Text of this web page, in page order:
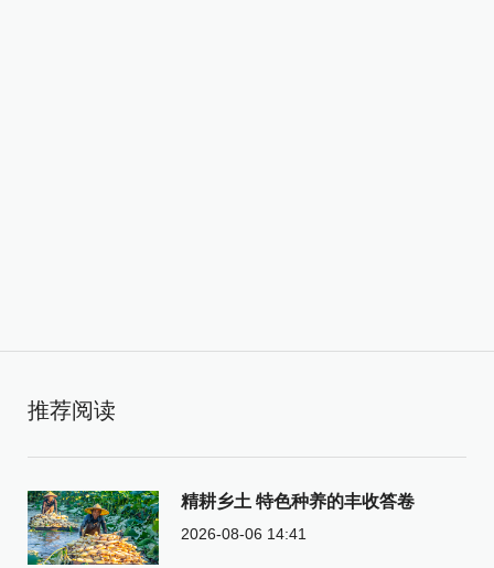
推荐阅读
精耕乡土 特色种养的丰收答卷
2026-08-06 14:41